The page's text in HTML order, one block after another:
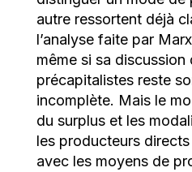
autre ressortent déjà
l’analyse faite par
même si sa discussion
précapitalistes reste
incomplète. Mais le
du surplus et les
les producteurs
avec les moyens de